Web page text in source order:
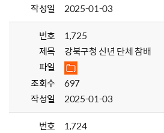
작성일
2025-01-03
번호
1,725
제목
강북구청 신년 단체 참배
파일
조회수
697
작성일
2025-01-03
번호
1,724